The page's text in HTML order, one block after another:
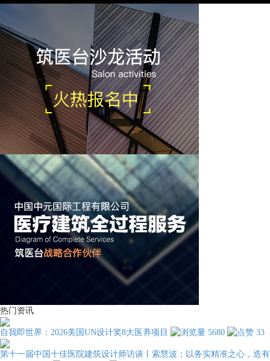
热门资讯
自我即世界：2026美国UN设计奖8大医养项目 5680 33
第十一届中国十佳医院建筑设计师访谈丨索慧波：以务实精准之心，造有